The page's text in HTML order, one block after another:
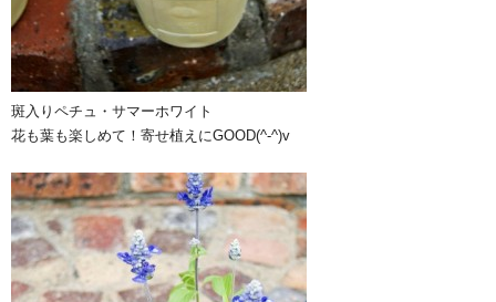
斑入りペチュ・サマーホワイト
花も葉も楽しめて！寄せ植えにGOOD(^-^)v